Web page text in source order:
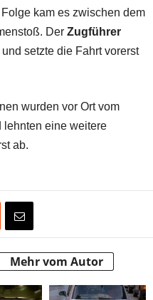
kam es zwischen dem
Der Zugführer
und setzte die Fahrt vorerst
wurden vor Ort vom
lehnten eine weitere
ab.
Mehr vom Autor